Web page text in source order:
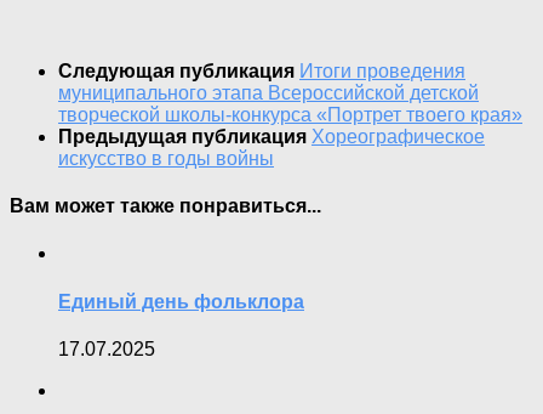
Следующая публикация Итоги проведения
муниципального этапа Всероссийской детской
творческой школы-конкурса «Портрет твоего края»
Предыдущая публикация Хореографическое
искусство в годы войны
Вам может также понравиться...
Единый день фольклора
17.07.2025